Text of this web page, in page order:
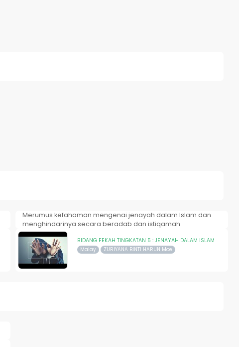
Merumus kefahaman mengenai jenayah dalam Islam dan
menghindarinya secara beradab dan istiqamah
BIDANG FEKAH TINGKATAN 5 : JENAYAH DALAM ISLAM
Malay ZURIYANA BINTI HARUN Moe